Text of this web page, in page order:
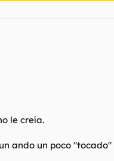
le creía.
ando un poco